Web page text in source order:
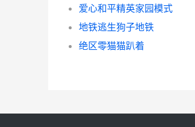
爱心和平精英家园模式
地铁逃生狗子地铁
绝区零猫猫趴着